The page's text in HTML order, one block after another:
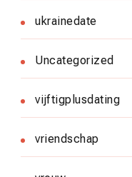
ukrainedate
Uncategorized
vijftigplusdating
vriendschap